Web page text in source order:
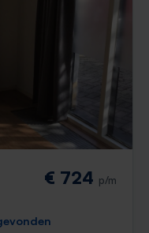
€ 724 p/m